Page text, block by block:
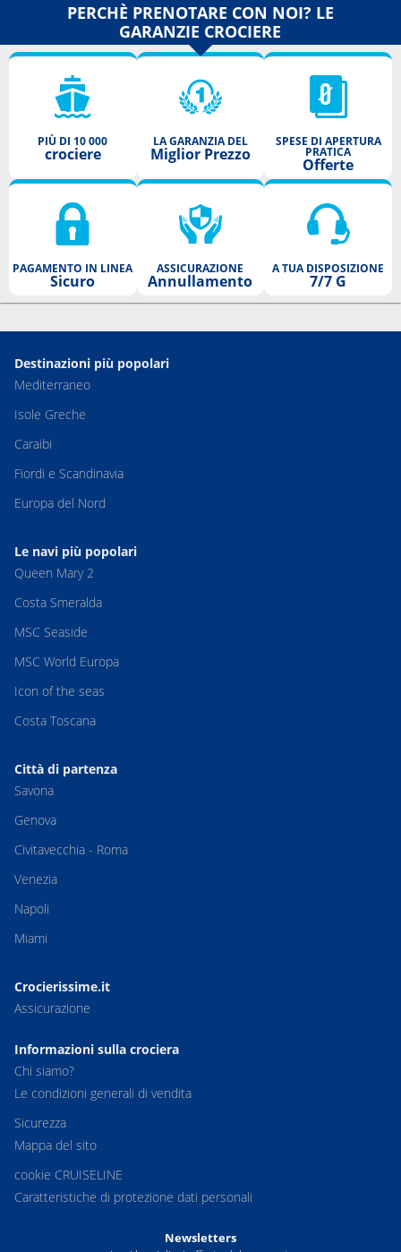
PERCHÈ PRENOTARE CON NOI? LE
GARANZIE CROCIERE
PIÙ DI 10 000
crociere
LA GARANZIA DEL
Miglior Prezzo
SPESE DI APERTURA
PRATICA
Offerte
PAGAMENTO IN LINEA
Sicuro
ASSICURAZIONE
Annullamento
A TUA DISPOSIZIONE
7/7 G
Destinazioni più popolari
Mediterraneo
Isole Greche
Caraibi
Fiordi e Scandinavia
Europa del Nord
Le navi più popolari
Queen Mary 2
Costa Smeralda
MSC Seaside
MSC World Europa
Icon of the seas
Costa Toscana
Città di partenza
Savona
Genova
Civitavecchia - Roma
Venezia
Napoli
Miami
Crocierissime.it
Assicurazione
Informazioni sulla crociera
Chi siamo?
Le condizioni generali di vendita
Sicurezza
Mappa del sito
cookie CRUISELINE
Caratteristiche di protezione dati personali
Newsletters